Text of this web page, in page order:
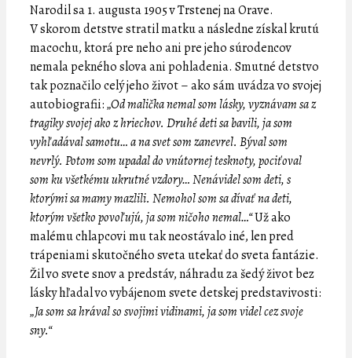
Narodil sa 1. augusta 1905 v Trstenej na Orave.
V skorom detstve stratil matku a následne získal krutú
macochu, ktorá pre neho ani pre jeho súrodencov
nemala pekného slova ani pohladenia. Smutné detstvo
tak poznačilo celý jeho život – ako sám uvádza vo svojej
autobiografii:„Od malička nemal som lásky, vyznávam sa z
tragiky svojej ako z hriechov. Druhé deti sa bavili, ja som
vyhľadával samotu… a na svet som zanevrel. Býval som
nevrlý. Potom som upadal do vnútornej tesknoty, pociťoval
som ku všetkému ukrutné vzdory… Nenávidel som deti, s
ktorými sa mamy mazlili. Nemohol som sa dívať na deti,
ktorým všetko povoľujú, ja som ničoho nemal…“Už ako
malému chlapcovi mu tak neostávalo iné, len pred
trápeniami skutočného sveta utekať do sveta fantázie.
Žil vo svete snov a predstáv, náhradu za šedý život bez
lásky hľadal vo vybájenom svete detskej predstavivosti:
„Ja som sa hrával so svojimi vidinami, ja som videl cez svoje
sny.“